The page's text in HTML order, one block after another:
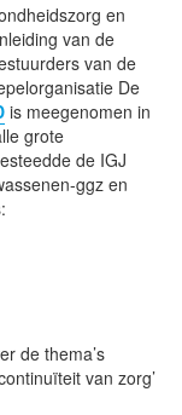
en
van de
van de
De
is meegenomen in
grote
de IGJ
ggz en
de thema’s
van zorg’